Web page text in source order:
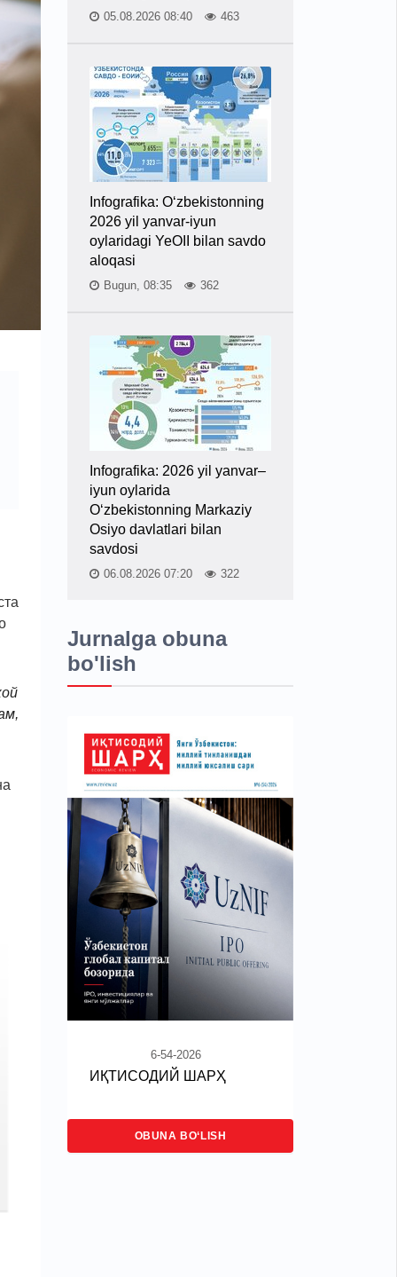
05.08.2026 08:40 463
Infografika: O‘zbekistonning
2026 yil yanvar-iyun
oylaridagi YeOII bilan savdo
aloqasi
Bugun, 08:35 362
Infografika: 2026 yil yanvar–
iyun oylarida
O‘zbekistonning Markaziy
Osiyo davlatlari bilan
savdosi
06.08.2026 07:20 322
Jurnalga obuna
bo'lish
6-54-2026
ИҚТИСОДИЙ ШАРҲ
OBUNA BO‘LISH